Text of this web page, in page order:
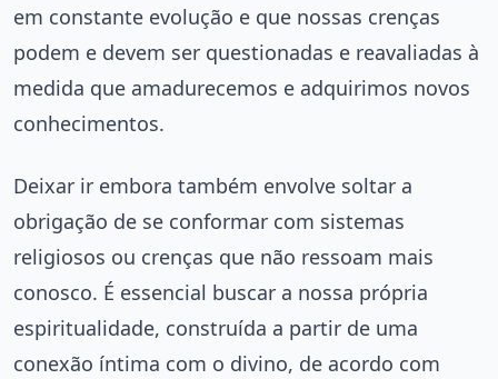
em constante evolução e que nossas crenças
podem e devem ser questionadas e reavaliadas à
medida que amadurecemos e adquirimos novos
conhecimentos.
Deixar ir embora também envolve soltar a
obrigação de se conformar com sistemas
religiosos ou crenças que não ressoam mais
conosco. É essencial buscar a nossa própria
espiritualidade, construída a partir de uma
conexão íntima com o divino, de acordo com